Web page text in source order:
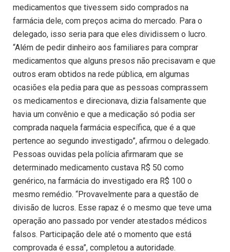
medicamentos que tivessem sido comprados na
farmácia dele, com preços acima do mercado. Para o
delegado, isso seria para que eles dividissem o lucro.
“Além de pedir dinheiro aos familiares para comprar
medicamentos que alguns presos não precisavam e que
outros eram obtidos na rede pública, em algumas
ocasiões ela pedia para que as pessoas comprassem
os medicamentos e direcionava, dizia falsamente que
havia um convênio e que a medicação só podia ser
comprada naquela farmácia específica, que é a que
pertence ao segundo investigado”, afirmou o delegado.
Pessoas ouvidas pela polícia afirmaram que se
determinado medicamento custava R$ 50 como
genérico, na farmácia do investigado era R$ 100 o
mesmo remédio. “Provavelmente para a questão de
divisão de lucros. Esse rapaz é o mesmo que teve uma
operação ano passado por vender atestados médicos
falsos. Participação dele até o momento que está
comprovada é essa”, completou a autoridade.